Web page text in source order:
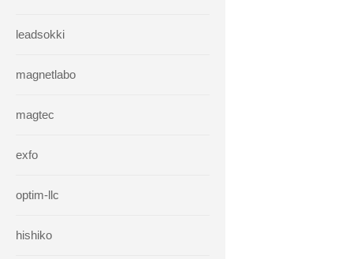
leadsokki
magnetlabo
magtec
exfo
optim-llc
hishiko